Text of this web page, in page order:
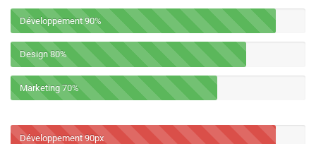
Développement 90%
Design80%
Marketing70%
Développement90px